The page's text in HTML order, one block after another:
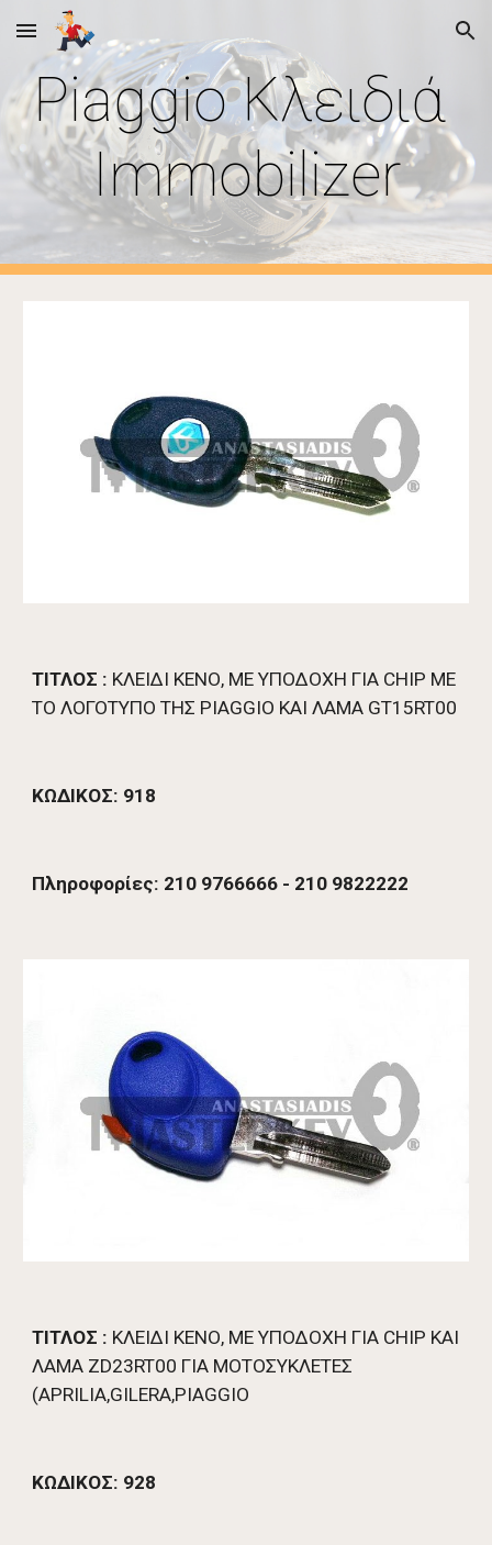
Skip to main content Skip to navigation
Piaggio Κλειδιά
Immobilizer
ΤΙΤΛΟΣ : ΚΛΕΙΔΙ ΚΕΝΟ, ΜΕ ΥΠΟΔΟΧΗ ΓΙΑ CHIP ME
ΚΩΔΙΚΟΣ: 918
Πληροφορίες: 210 9766666 - 210 9822222
ΤΙΤΛΟΣ : ΚΛΕΙΔΙ ΚΕΝΟ, ΜΕ ΥΠΟΔΟΧΗ ΓΙΑ CHIP ΚΑΙ
ΛΑΜΑ ZD23RT00 ΓΙΑ ΜΟΤΟΣΥΚΛΕΤΕΣ
(APRILIA,GILERA,PIAGGIO
ΚΩΔΙΚΟΣ: 928